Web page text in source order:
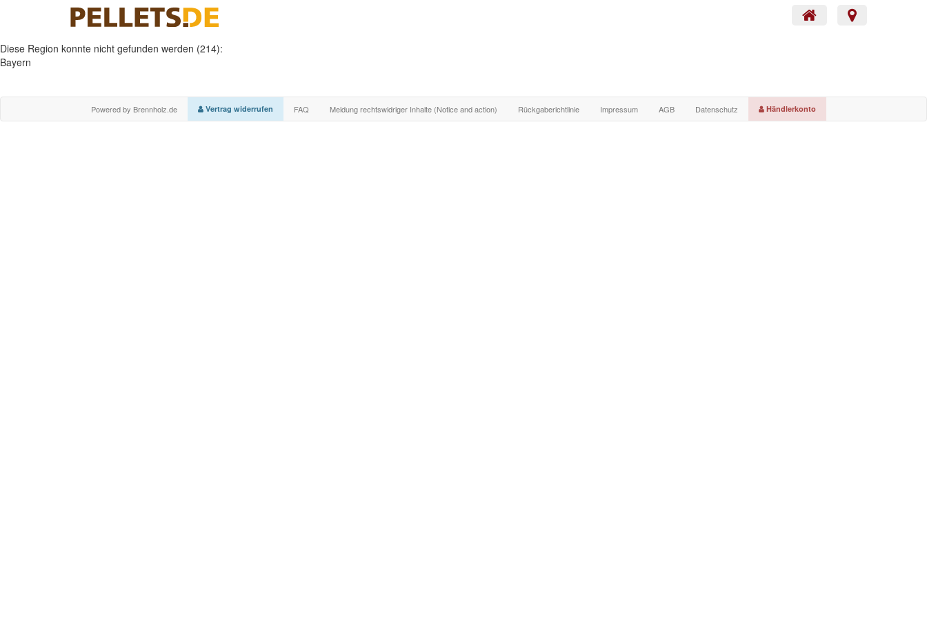
Diese Region konnte nicht gefunden werden (214):
Bayern
Powered by Brennholz.de Vertrag widerrufen FAQ Meldung rechtswidriger Inhalte (Notice and action) Rückgaberichtlinie Impressum AGB Datenschutz Händlerkonto